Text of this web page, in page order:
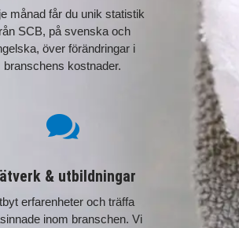
månad får du unik statistik
SCB, på svenska och
över förändringar i
branschens kostnader.

& utbildningar
erfarenheter och träffa
inom branschen. Vi